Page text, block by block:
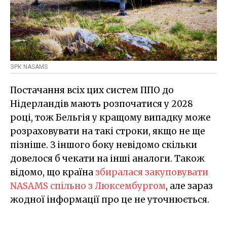
ЗРК NASAMS
Постачання всіх цих систем ППО до
Нідерландів мають розпочатися у 2028
році, тож Бельгія у кращому випадку може
розраховувати на такі строки, якщо не ще
пізніше. З іншого боку невідомо скільки
довелося б чекати на інші аналоги. Також
відомо, що країна збиралася закуповувати
NASAMS спільно з Люксембургом, але зараз
жодної інформації про це не уточнюється.